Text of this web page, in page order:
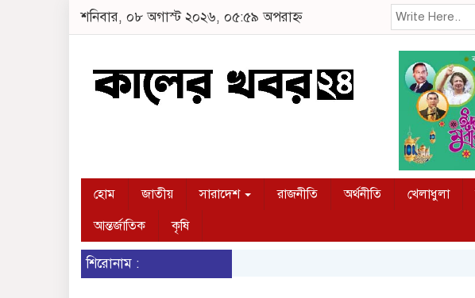
শনিবার, ০৮ অগাস্ট ২০২৬, ০৫:৫৯ অপরাহ্ন
হোম জাতীয় সারাদেশ রাজনীতি অর্থনীতি খেলাধুলা
আন্তর্জাতিক
কৃষি
শিরোনাম :